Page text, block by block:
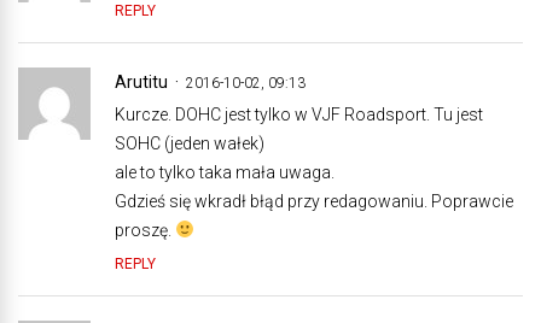
REPLY
Arutitu 2016-10-02, 09:13
Kurcze. DOHC jest tylko w VJF Roadsport. Tu jest
SOHC (jeden wałek)
ale to tylko taka mała uwaga.
Gdzieś się wkradł błąd przy redagowaniu. Poprawcie
proszę.
REPLY